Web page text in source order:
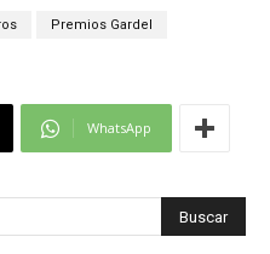
Premios Gardel
WhatsApp